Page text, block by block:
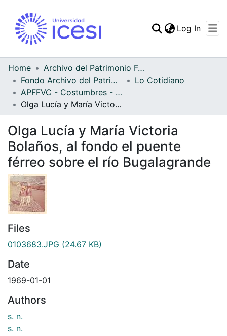
Statistics
Log In
Home
Archivo del Patrimonio Fotográfico y Fílmico del Valle del Cauca
Fondo Archivo del Patrimonio Fotográfico y Fílmico del Valle del Cauca
Lo Cotidiano
APFFVC - Costumbres - Patrimonial
Olga Lucía y María Victoria Bolaños, al fondo el puente férreo sobre el río Bugalagrande
Olga Lucía y María Victoria
Bolaños, al fondo el puente
férreo sobre el río Bugalagrande
Files
0103683.JPG (24.67 KB)
Date
1969-01-01
Authors
s. n.
s. n.